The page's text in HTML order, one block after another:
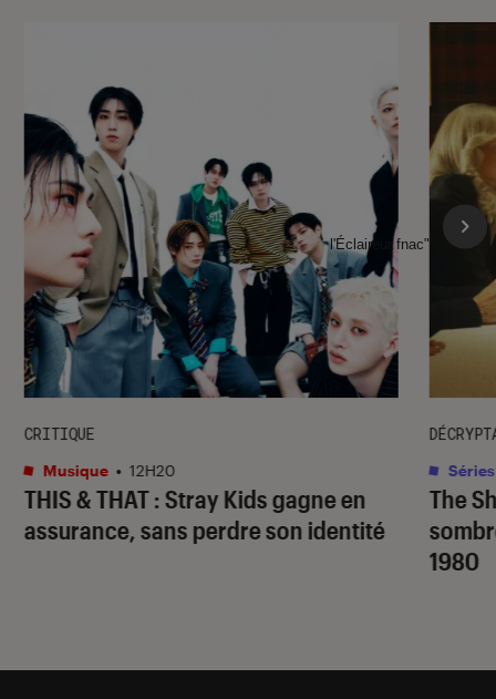
THIS & THAT: Stray Kids gagne en
assurance, sans perdre son identité
CRITIQUE
Musique • 12H20
The
1980
Séries
l'Éclaireur fnac">